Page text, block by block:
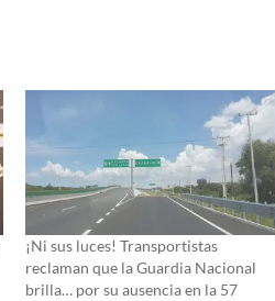
¡Ni sus luces! Transportistas
reclaman que la Guardia Nacional
brilla… por su ausencia en la 57